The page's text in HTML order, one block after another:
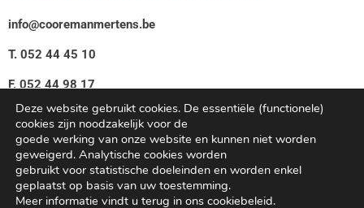
k
info@cooremanmertens.be
T. 052 44 45 10
F. 052 44 98 17
Adres
Kouterstraat 76
9240 Zele
Deze website gebruikt cookies. De essentiële (functionele)
cookies zijn noodzakelijk voor de
goede werking van onze website en kunnen niet worden
geweigerd. Analytische cookies worden
gebruikt voor statistische doeleinden en worden enkel
geplaatst op basis van uw toestemming.
Meer informatie vindt u terug in ons cookiebeleid.